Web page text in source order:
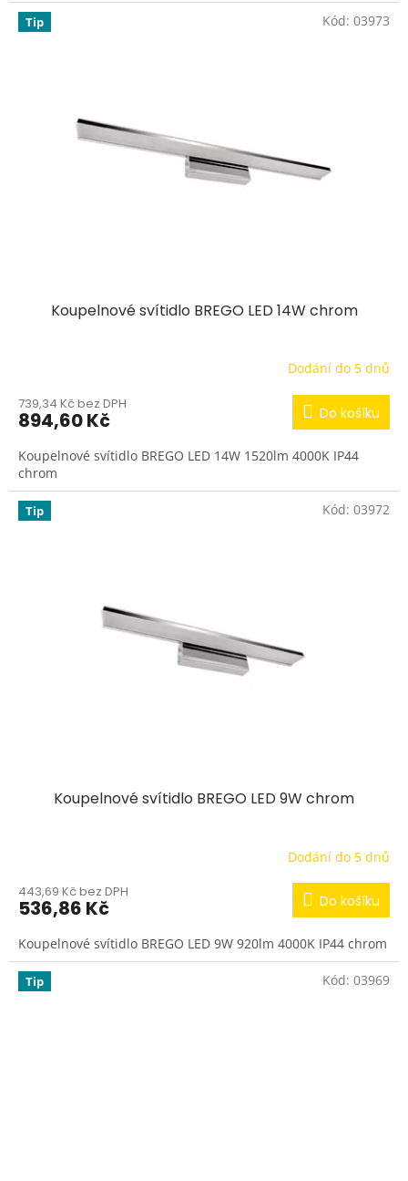
Tip
Koupelnové svítidlo BREGO LED 14W chrom
Dodání do 5 dnů
739,34 Kč bez DPH
894,60 Kč Do košíku
Koupelnové svítidlo BREGO LED 14W 1520lm 4000K IP44
chrom
Kód: 03973
Tip
Koupelnové svítidlo BREGO LED 9W chrom
Dodání do 5 dnů
443,69 Kč bez DPH
536,86 Kč Do košíku
Koupelnové svítidlo BREGO LED 9W 920lm 4000K IP44 chrom
Kód: 03972
Tip Kód: 03969